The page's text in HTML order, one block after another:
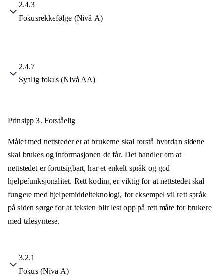
2.4.3
Fokusrekkefølge (Nivå A)
2.4.7
Synlig fokus (Nivå AA)
Prinsipp 3. Forståelig
Målet med nettsteder er at brukerne skal forstå hvordan sidene
skal brukes og informasjonen de får. Det handler om at
nettstedet er forutsigbart, har et enkelt språk og god
hjelpefunksjonalitet. Rett koding er viktig for at nettstedet skal
fungere med hjelpemiddelteknologi, for eksempel vil rett språk
på siden sørge for at teksten blir lest opp på rett måte for brukere
med talesyntese.
3.2.1
Fokus (Nivå A)